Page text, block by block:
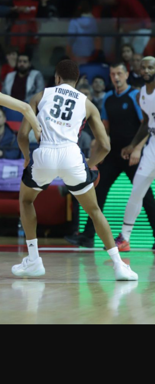
Camps
Adidas Arena
Accès et informations
Arena Tour
Événements et séminaires
Entertainment
FAQ